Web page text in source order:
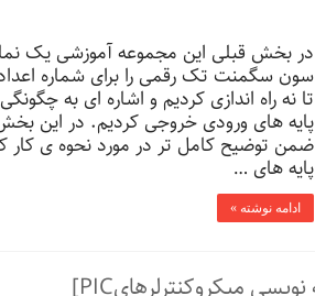
در بخش قبلی این مجموعه آموزشی یک
سون سگمنت تک رقمی را برای شماره
تا نه راه اندازی کردیم و اشاره ای به
پایه های ورودی خروجی کردیم. در این
ضمن توضیح کامل تر در مورد نحوه ی کار
پایه های …
ادامه نوشته »